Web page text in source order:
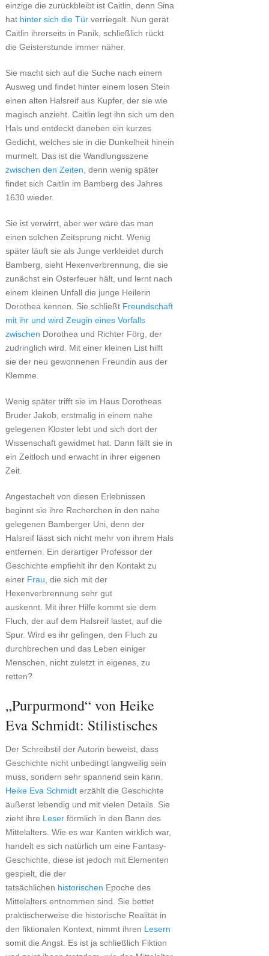
einzige die zurückbleibt ist Caitlin, denn Sina
hat hinter sich die Türverriegelt. Nun gerät
Caitlin ihrerseits in Panik, schließlich rückt
die Geisterstunde immer näher.
Sie macht sich auf die Suche nach einem
Ausweg und findet hinter einem losen Stein
einen alten Halsreif aus Kupfer, der sie wie
magisch anzieht. Caitlin legt ihn sich um den
Hals und entdeckt daneben ein kurzes
Gedicht, welches sie in die Dunkelheit hinein
murmelt. Das ist die Wandlungsszene
zwischen den Zeiten , denn wenig später
findet sich Caitlin im Bamberg des Jahres
1630 wieder.
Sie ist verwirrt, aber wer wäre das man
einen solchen Zeitsprung nicht. Wenig
später läuft sie als Junge verkleidet durch
Bamberg, sieht Hexenverbrennung, die sie
zunächst ein Osterfeuer hält, und lernt nach
einem kleinen Unfall die junge Heilerin
Dorothea kennen. Sie schließt Freundschaft
mit ihr und wird Zeugin eines Vorfalls
zwischen Dorothea und Richter Förg, der
zudringlich wird. Mit einer kleinen List hilft
sie der neu gewonnenen Freundin aus der
Klemme.
Wenig später trifft sie im Haus Dorotheas
Bruder Jakob, erstmalig in einem nahe
gelegenen Kloster lebt und sich dort der
Wissenschaft gewidmet hat. Dann fällt sie in
ein Zeitloch und erwacht in ihrer eigenen
Zeit.
Angestachelt von diesen Erlebnissen
beginnt sie ihre Recherchen in den nahe
gelegenen Bamberger Uni, denn der
Halsreif lässt sich nicht mehr von ihrem Hals
entfernen. Ein derartiger Professor der
Geschichte empfiehlt ihr den Kontakt zu
einer Frau , die sich mit der
Hexenverbrennung sehr gut
auskennt. Mit ihrer Hilfe kommt sie dem
Fluch, der auf dem Halsreif lastet, auf die
Spur. Wird es ihr gelingen, den Fluch zu
durchbrechen und das Leben einiger
Menschen, nicht zuletzt in eigenes, zu
retten?
„Purpurmond“ von Heike
Eva Schmidt: Stilistisches
Der Schreibstil der Autorin beweist, dass
Geschichte nicht unbedingt langweilig sein
muss, sondern sehr spannend sein kann.
Heike Eva Schmidterzählt die Geschichte
äußerst lebendig und mit vielen Details. Sie
zieht ihre Leserförmlich in den Bann des
Mittelalters. Wie es war Kanten wirklich war,
handelt es sich natürlich um eine Fantasy-
Geschichte, diese ist jedoch mit Elementen
gespielt, die der
tatsächlichen historischen Epoche des
Mittelalters entnommen sind. Sie bettet
praktischerweise die historische Realität in
den fiktionalen Kontext, nimmt ihren Lesern
somit die Angst. Es ist ja schließlich Fiktion